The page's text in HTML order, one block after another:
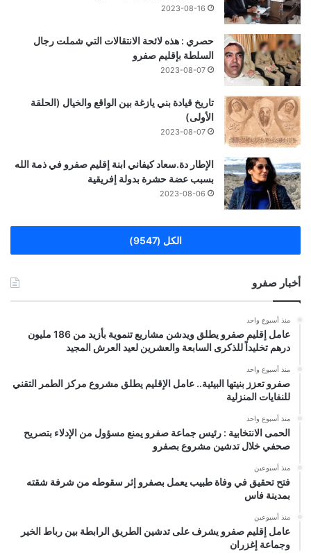
2023-08-16
حصري : هذه لائحة الانتقالات التي شملت رجال
السلطة بإقليم صفرو
2023-08-07
تاريخ قيادة بني يازغة بين الواقع والخيال (الحلقة
الأولى)
2023-08-07
الإطار دة.سعاد كيفاني ابنة إقليم صفرو في ذمة الله
بسبب عضة حشرة بدولة إفريقية
2023-08-06
الكل (9547)
أخبار صفرو
منذ أسبوع واحد
عامل إقليم صفرو يطلق ويدشن مشاريع تنموية بأزيد من 186 مليون
درهم تخليداً للذكرى السابعة والعشرين لعيد العرش المجيد
منذ أسبوع واحد
صفرو تعزز بنيتها البيئية.. عامل الإقليم يطلق مشروع مركز الطمر التقني
للنفايات المنزلية
منذ أسبوع واحد
الحمى الانتخابية : رئيس جماعة صفرو يمنع مسؤول من الإدلاء بتصريح
صحفي خلال تدشين مشروع بصفرو
منذ أسبوعين
فتح تحقيق في وفاة طبيب يعمل بصفرو إثر سقوطه من شرفة شقته
بمدينة فاس
منذ أسبوعين
عامل إقليم صفرو يشرف على تدشين الطريق الرابطة بين رباط الخير
وجماعة إغزران